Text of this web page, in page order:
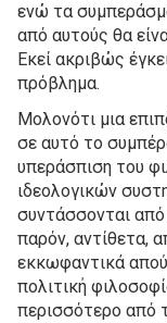
ενώ τα
από αυτούς θα
Εκεί ακριβώς
πρόβλημα.
Μολονότι μια
σε αυτό το
υπεράσπιση του
ιδεολογικών
συντάσσονται από
παρόν, αντίθετα,
εκκωφαντικά
πολιτική
περισσότερο από